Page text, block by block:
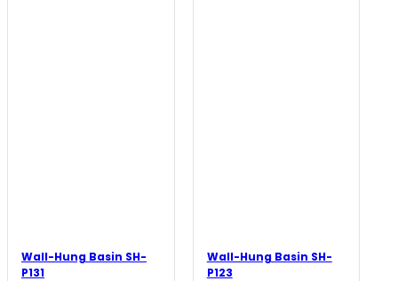
Wall-Hung Basin SH-
P131
Wall-Hung Basin SH-
P123